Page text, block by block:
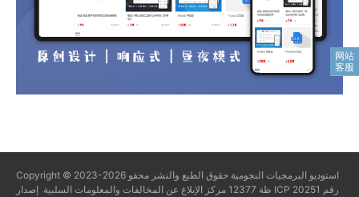
Copyright © 2023-2026 استوديو البرمجيات النجومية حقوق الطبع والنشر محفو
ظة 12377 مركز الإبلاغ عن المخالفات والمعلومات السلبية إصدار ICP رقم 20251